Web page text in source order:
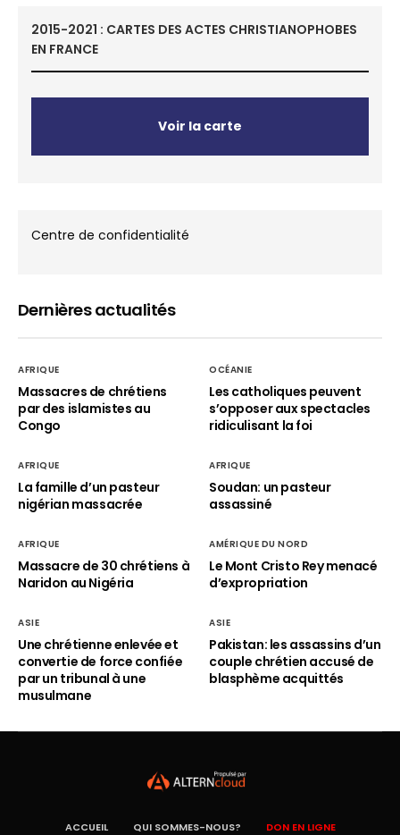
2015-2021 : CARTES DES ACTES CHRISTIANOPHOBES
EN FRANCE
Voir la carte
Centre de confidentialité
Dernières actualités
AFRIQUE
Massacres de chrétiens
par des islamistes au
Congo
OCÉANIE
Les catholiques peuvent
s’opposer aux spectacles
ridiculisant la foi
AFRIQUE
La famille d’un pasteur
nigérian massacrée
AFRIQUE
Soudan: un pasteur
assassiné
AFRIQUE
Massacre de 30 chrétiens à
Naridon au Nigéria
AMÉRIQUE DU NORD
Le Mont Cristo Rey menacé
d’expropriation
ASIE
Une chrétienne enlevée et
convertie de force confiée
par un tribunal à une
musulmane
ASIE
Pakistan: les assassins d’un
couple chrétien accusé de
blasphème acquittés
ACCUEIL QUI SOMMES-NOUS? DON EN LIGNE